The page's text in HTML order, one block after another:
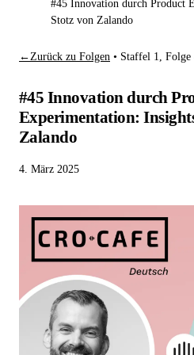
#45 Innovation durch Product
Stotz von Zalando
←Zurück zu Folgen • Staffel 1, Folge
#45 Innovation durch
Experimentation:
Zalando
4. März 2025